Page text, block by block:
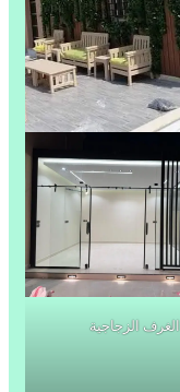
الغرف الزجاجية